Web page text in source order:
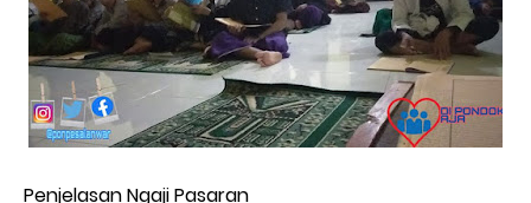
Penjelasan Ngaji Pasaran